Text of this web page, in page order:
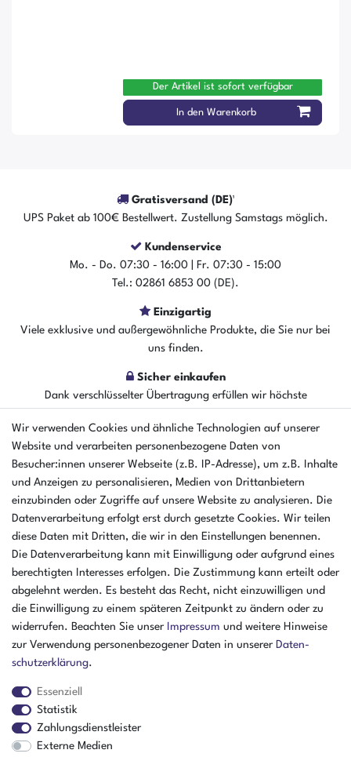
Der Artikel ist sofort verfügbar
In den Warenkorb
Gratisversand (DE)¹
UPS Paket ab 100€ Bestellwert. Zustellung Samstags möglich.
Kundenservice
Mo. - Do. 07:30 - 16:00 | Fr. 07:30 - 15:00
Tel.: 02861 6853 00 (DE).
Einzigartig
Viele exklusive und außergewöhnliche Produkte, die Sie nur bei
uns finden.
Sicher einkaufen
Dank verschlüsselter Übertragung erfüllen wir höchste
EINKAUFEN
Zahlungsarten
Versandarten & kosten
Warenkorb
Zur Kasse
Hilfe
UNTERNEHMEN
Ankaufformular
Kontakt
Datenschutzerklärung
Wir verwenden Cookies und ähnliche Technologien auf unserer
Website und verarbeiten personenbezogene Daten von
Besucher:innen unserer Webseite (z.B. IP-Adresse), um z.B. Inhalte
und Anzeigen zu personalisieren, Medien von Drittanbietern
einzubinden oder Zugriffe auf unsere Website zu analysieren. Die
Datenverarbeitung erfolgt erst durch gesetzte Cookies. Wir teilen
diese Daten mit Dritten, die wir in den Einstellungen benennen.
Die Datenverarbeitung kann mit Einwilligung oder aufgrund eines
berechtigten Interesses erfolgen. Die Zustimmung kann erteilt oder
abgelehnt werden. Es besteht das Recht, nicht einzuwilligen und
die Einwilligung zu einem späteren Zeitpunkt zu ändern oder zu
widerrufen. Beachten Sie unser Impressum und weitere Hinweise
zur Verwendung personenbezogener Daten in unserer Daten­
schutz­erklärung.
Essenziell
Statistik
Zahlungsdienstleister
Externe Medien